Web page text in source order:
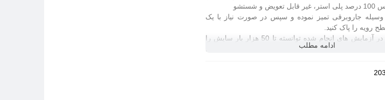
و شستشو
وسیله جاروبرقی تمیز نموده و سپس در صورت نیاز با یک
رویه را پاک کنید.
این پوشش در آزمایش های انجام شده توانسته تا 50 هزار بار سایش را
تحمل کند. (15 هزار بار یا بیشتر برای مبلمانی که هر روز در خانه استفاده
کیلوگرم
ادامه مطلب